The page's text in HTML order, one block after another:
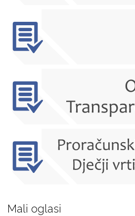
Mali oglasi